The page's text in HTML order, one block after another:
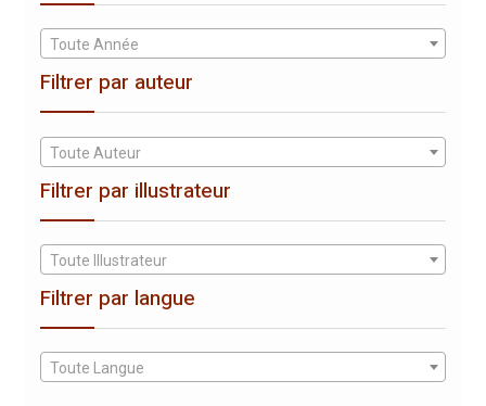
Toute Année
Filtrer par auteur
Toute Auteur
Filtrer par illustrateur
Toute Illustrateur
Filtrer par langue
Toute Langue